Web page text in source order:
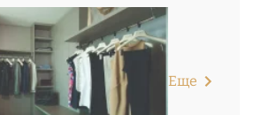
Еще